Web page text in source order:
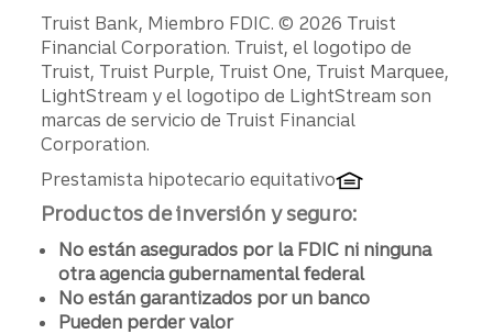
Divulgaciones
Truist Bank, Miembro FDIC. © 2026 Truist
Financial Corporation. Truist, el logotipo de
Truist, Truist Purple, Truist One, Truist Marquee,
LightStream y el logotipo de LightStream son
marcas de servicio de Truist Financial
Corporation.
Prestamista hipotecario equitativo
Productos de inversión y seguro:
No están asegurados por la FDIC ni ninguna
otra agencia gubernamental federal
No están garantizados por un banco
Pueden perder valor